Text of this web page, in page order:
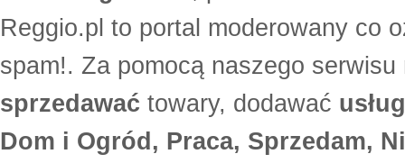
Reggio.pl to portal moderowany co
spam!. Za pomocą naszego
sprzedawać towary, dodawać
Dom i Ogród, Praca, Sprzedam,